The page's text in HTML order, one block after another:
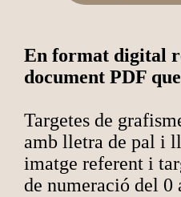
En format digital
document PDF
Targetes de
amb lletra de pal i
imatge referent i
de numeració del 0